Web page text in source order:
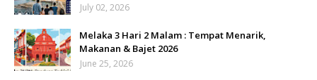
July 02, 2026
Melaka 3 Hari 2 Malam : Tempat Menarik,
Makanan & Bajet 2026
June 25, 2026